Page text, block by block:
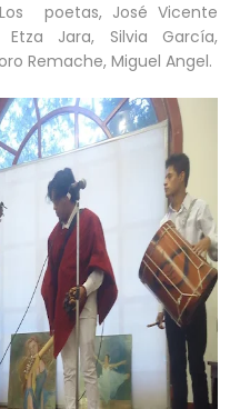
poetas, José Vicente
Etza Jara, Silvia García,
Remache, Miguel Angel.